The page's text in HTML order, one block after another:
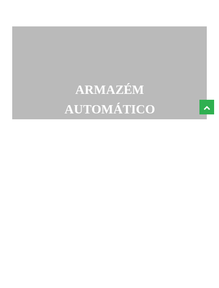
ARMAZÉM
AUTOMÁTICO